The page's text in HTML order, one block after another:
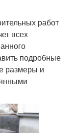
работ
всех
подробные
размеры и